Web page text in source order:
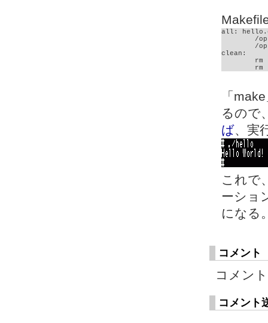
all:
clean:
rm
「
るので
ば、実
これで
ーショ
になる
コメント
コメン
コメント